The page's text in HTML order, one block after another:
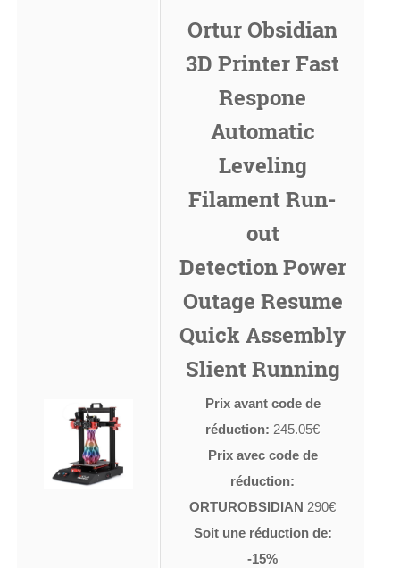
Ortur Obsidian
3D Printer Fast
Respone
Automatic
Leveling
Filament Run-
out
Detection Power
Outage Resume
Quick Assembly
Slient Running
Prix avant code de
réduction: 245.05€
Prix avec code de
réduction:
ORTUROBSIDIAN 290€
Soit une réduction de:
-15%